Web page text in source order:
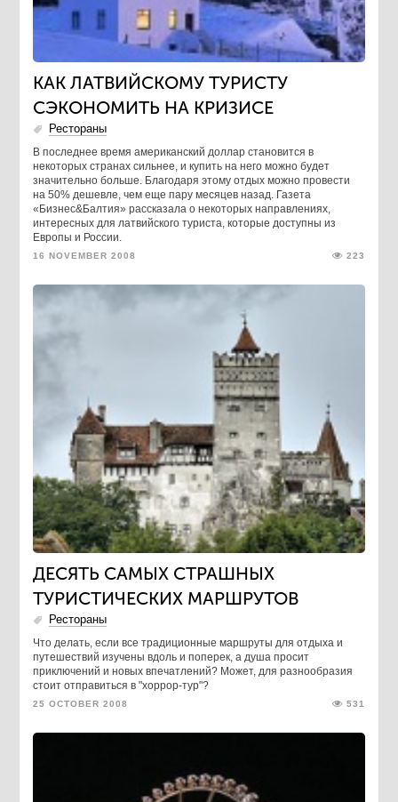
КАК ЛАТВИЙСКОМУ ТУРИСТУ
СЭКОНОМИТЬ НА КРИЗИСЕ
Рестораны
В последнее время американский доллар становится в
некоторых странах сильнее, и купить на него можно будет
значительно больше. Благодаря этому отдых можно провести
на 50% дешевле, чем еще пару месяцев назад. Газета
«Бизнес&Балтия» рассказала о некоторых направлениях,
интересных для латвийского туриста, которые доступны из
Европы и России.
16 NOVEMBER 2008 223
ДЕСЯТЬ САМЫХ СТРАШНЫХ
ТУРИСТИЧЕСКИХ МАРШРУТОВ
Рестораны
Что делать, если все традиционные маршруты для отдыха и
путешествий изучены вдоль и поперек, а душа просит
приключений и новых впечатлений? Может, для разнообразия
стоит отправиться в "хоррор-тур"?
25 OCTOBER 2008 531